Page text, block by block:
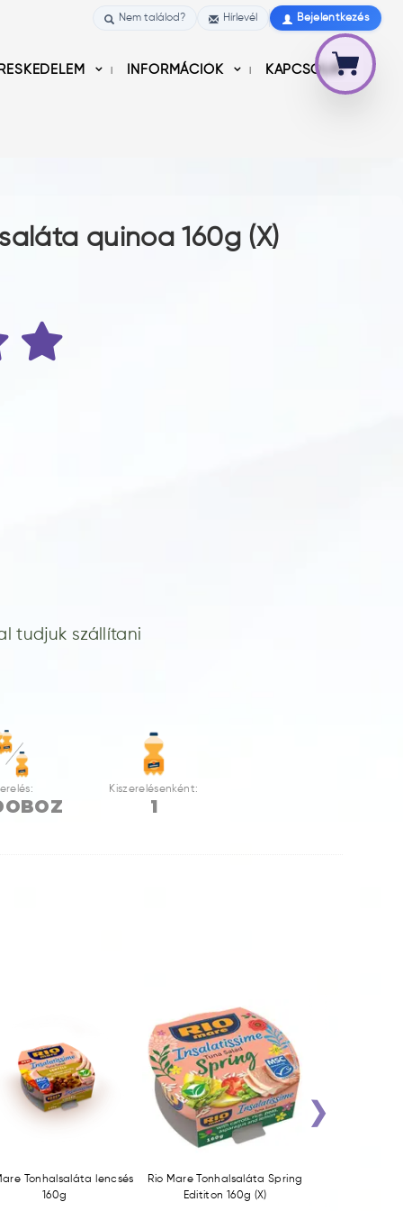
Nem találod? Hírlevél Bejelentkezés
INFORMÁCIÓK KAPCSOLAT
quinoa 160g (X)
tudjuk szállítani
Kiszerelésenként:
1
Tonhalsaláta lencsés
160g
Rio Mare Tonhalsaláta Spring
Edititon 160g (X)
›